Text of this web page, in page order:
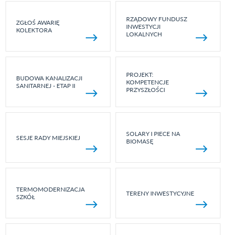
ZGŁOŚ AWARIĘ
KOLEKTORA
RZĄDOWY FUNDUSZ
INWESTYCJI
LOKALNYCH
BUDOWA KANALIZACJI
SANITARNEJ - ETAP II
PROJEKT:
KOMPETENCJE
PRZYSZŁOŚCI
SESJE RADY MIEJSKIEJ
SOLARY I PIECE NA
BIOMASĘ
TERMOMODERNIZACJA
SZKÓŁ
TERENY INWESTYCYJNE